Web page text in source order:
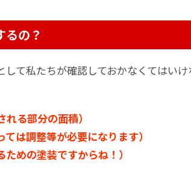
の？
て私たちが確認しておかなくてはい
る部分の面積）
は調整等が必要になります）
めの塗装ですからね！）